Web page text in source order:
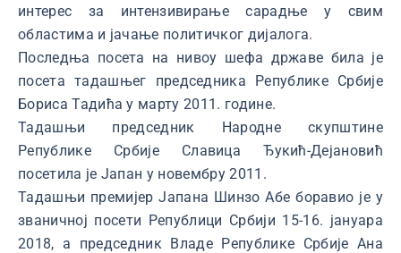
интерес за интензивирање сарадње у свим
областима и јачање политичког дијалога.
Последња посета на нивоу шефа државе била је
посета тадашњег председника Републике Србије
Бориса Тадића у марту 2011. године.
Тадашњи председник Народне скупштине
Републике Србије Славица Ђукић-Дејановић
посетила је Јапан у новембру 2011.
Тадашњи премијер Јапана Шинзо Абе боравио је у
званичној посети Републици Србији 15-16. јануара
2018, а председник Владе Републике Србије Ана